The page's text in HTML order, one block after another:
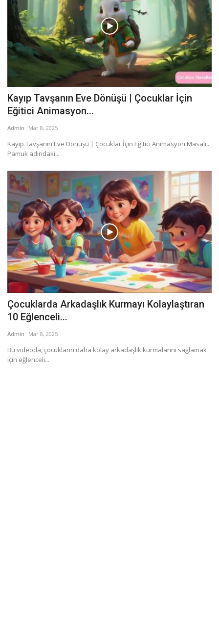
Kayıp Tavşanın Eve Dönüşü | Çocuklar İçin
Eğitici Animasyon...
Admin Mar 8, 2025
Kayıp Tavşanın Eve Dönüşü | Çocuklar İçin Eğitici Animasyon Masalı .
Pamuk adındaki...
Çocuklarda Arkadaşlık Kurmayı Kolaylaştıran
10 Eğlenceli...
Admin Mar 8, 2025
Bu videoda, çocukların daha kolay arkadaşlık kurmalarını sağlamak
için eğlenceli...